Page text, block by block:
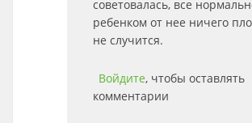
советовалась, все
ребенком от нее ничего
не случится.
Войдите, чтобы оставлять
комментарии